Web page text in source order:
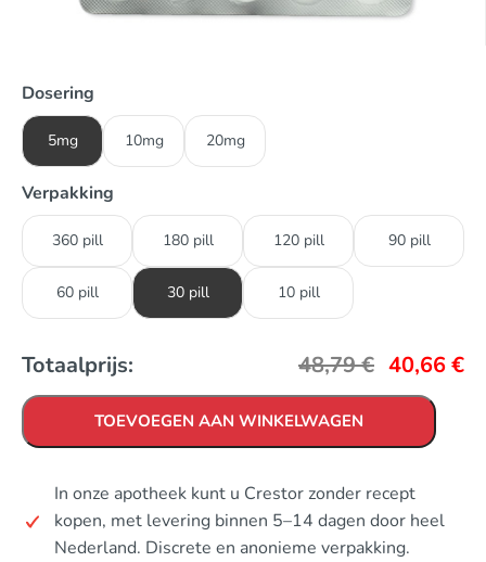
Dosering
5mg 10mg 20mg
Verpakking
360 pill 180 pill 120 pill 90 pill
60 pill 30 pill 10 pill
Totaalprijs: 48,79€ 40,66€
TOEVOEGEN AAN WINKELWAGEN
In onze apotheek kunt u Crestor zonder recept
kopen, met levering binnen 5–14 dagen door heel
Nederland. Discrete en anonieme verpakking.